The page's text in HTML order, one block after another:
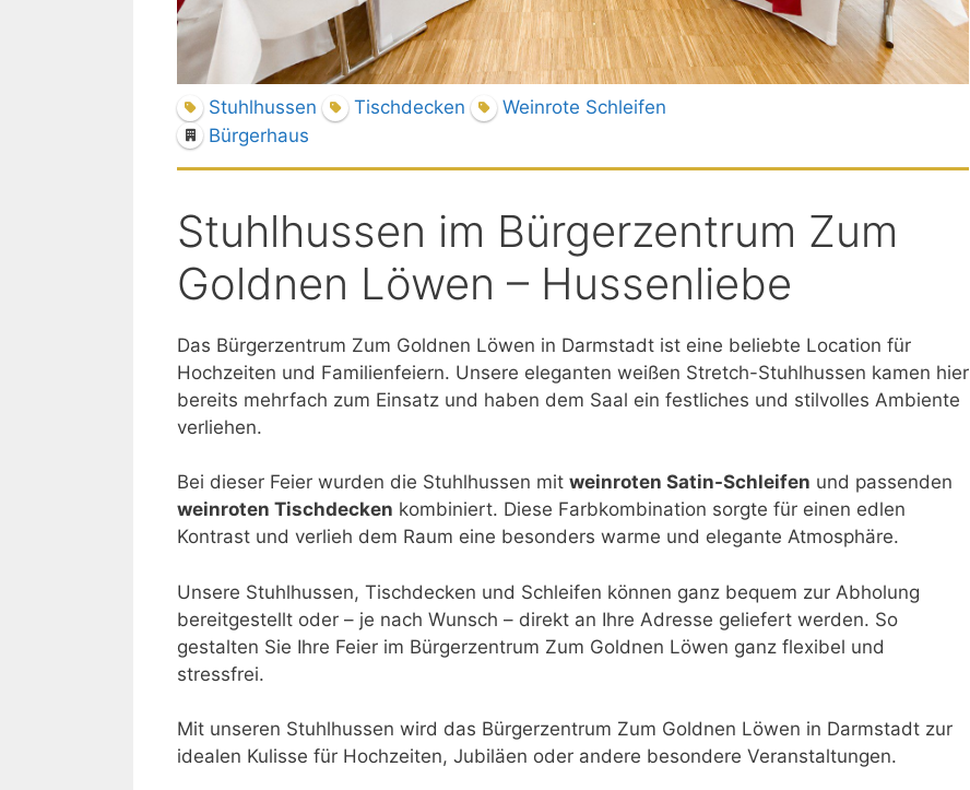
Stuhlhussen Tischdecken
Weinrote Schleifen
Bürgerhaus
Stuhlhussen im Bürgerzentrum Zum
Goldnen Löwen – Hussenliebe
Das Bürgerzentrum Zum Goldnen Löwen in Darmstadt ist eine beliebte Location für
Hochzeiten und Familienfeiern. Unsere eleganten weißen Stretch-Stuhlhussen kamen hier
bereits mehrfach zum Einsatz und haben dem Saal ein festliches und stilvolles Ambiente
verliehen.
Bei dieser Feier wurden die Stuhlhussen mit weinroten Satin-Schleifen und passenden
weinroten Tischdecken kombiniert. Diese Farbkombination sorgte für einen edlen
Kontrast und verlieh dem Raum eine besonders warme und elegante Atmosphäre.
Unsere Stuhlhussen, Tischdecken und Schleifen können ganz bequem zur Abholung
bereitgestellt oder – je nach Wunsch – direkt an Ihre Adresse geliefert werden. So
gestalten Sie Ihre Feier im Bürgerzentrum Zum Goldnen Löwen ganz flexibel und
stressfrei.
Mit unseren Stuhlhussen wird das Bürgerzentrum Zum Goldnen Löwen in Darmstadt zur
idealen Kulisse für Hochzeiten, Jubiläen oder andere besondere Veranstaltungen.